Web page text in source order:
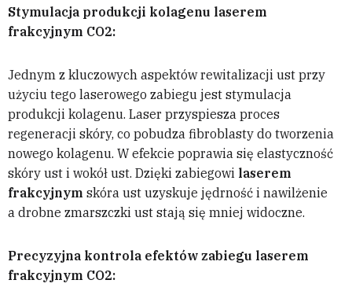
Stymulacja produkcji kolagenu laserem
frakcyjnym CO2:
Jednym z kluczowych aspektów rewitalizacji ust przy
użyciu tego laserowego zabiegu jest stymulacja
produkcji kolagenu. Laser przyspiesza proces
regeneracji skóry, co pobudza fibroblasty do tworzenia
nowego kolagenu. W efekcie poprawia się elastyczność
skóry ust i wokół ust. Dzięki zabiegowi laserem
frakcyjnym skóra ust uzyskuje jędrność i nawilżenie
a drobne zmarszczki ust stają się mniej widoczne.
Precyzyjna kontrola efektów zabiegu laserem
frakcyjnym CO2: